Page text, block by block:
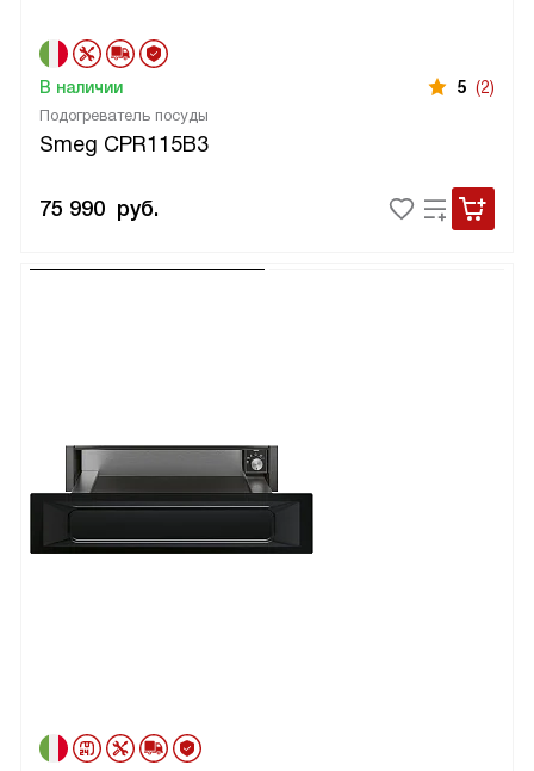
Подогреватель посуды
Smeg CPR115B3
В наличии 5 (2)
75 990 руб.